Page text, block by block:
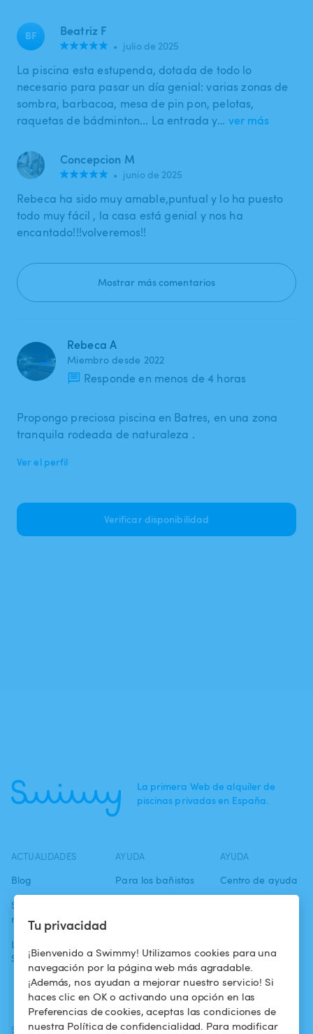
Tu privacidad
¡Bienvenido a Swimmy! Utilizamos cookies para una
navegación por la página web más agradable.
¡Además, nos ayudan a mejorar nuestro servicio! Si
haces clic en OK o activando una opción en las
Preferencias de cookies, aceptas las condiciones de
nuestra Política de confidencialidad. Para modificar
BF Beatriz F
• julio de 2025
La piscina esta estupenda, dotada de todo lo
necesario para pasar un día genial: varias zonas de
sombra, barbacoa, mesa de pin pon, pelotas,
raquetas de bádminton... La entrada y… ver más
Concepcion M
• junio de 2025
Rebeca ha sido muy amable,puntual y lo ha puesto
todo muy fácil , la casa está genial y nos ha
encantado!!!volveremos!!
Mostrar más comentarios
Rebeca A
Miembro desde 2022
Responde en menos de 4 horas
Propongo preciosa piscina en Batres, en una zona
tranquila rodeada de naturaleza .
Ver el perfil
Verificar disponibilidad
La primera Web de alquiler de
piscinas privadas en España.
ACTUALIDADES
Blog
Swimmy en los
medios
La aventura
Swimmy
AYUDA
Para los bañistas
piscina
¿Cómo funciona?
AYUDA
Centro de ayuda
confidencialidad
Aviso legal
SÍGUENOS DESCARGAR LA APP